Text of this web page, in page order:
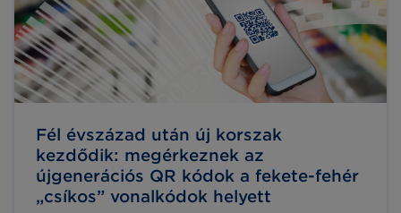
Fél évszázad után új korszak
kezdődik: megérkeznek az
újgenerációs QR kódok a fekete-fehér
„csíkos” vonalkódok helyett